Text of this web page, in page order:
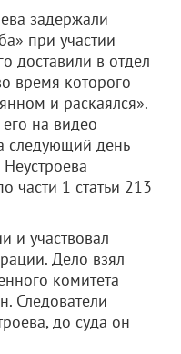
задержали
при участии
доставили в отдел
время которого
и раскаялся».
на видео
следующий день
части 1 статьи 213
и участвовал
Дело взял
комитета
Следователи
до суда он